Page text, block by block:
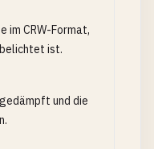
im CRW-Format,
ist.
und die